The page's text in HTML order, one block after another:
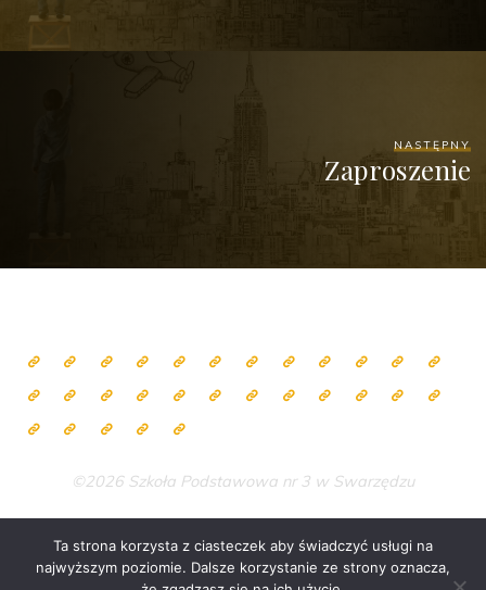
NASTĘPNY
Zaproszenie
©2026 Szkoła Podstawowa nr 3 w Swarzędzu
Zasilane przezBravada& WordPress
Ta strona korzysta z ciasteczek aby świadczyć usługi na
najwyższym poziomie. Dalsze korzystanie ze strony oznacza,